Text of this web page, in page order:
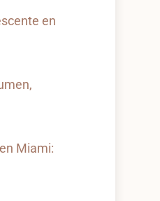
en
Miami: